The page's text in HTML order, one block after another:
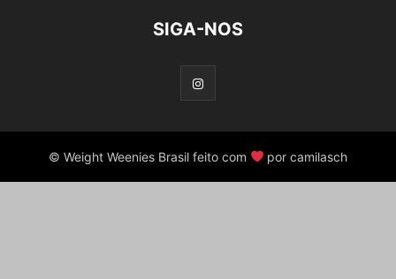
SIGA-NOS
© Weight Weenies Brasil feito com por camilasch